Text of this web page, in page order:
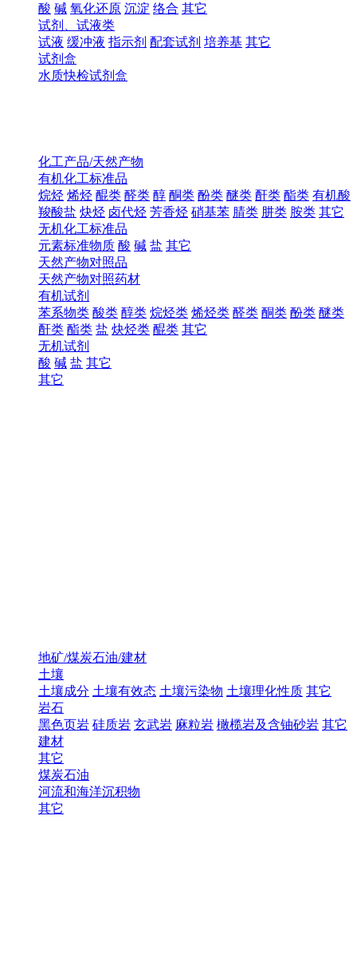
酸 碱 氧化还原 沉淀 络合 其它
试剂、试液类
试液 缓冲液 指示剂 配套试剂 培养基 其它
试剂盒
水质快检试剂盒
化工产品/天然产物
有机化工标准品
烷烃 烯烃 醌类 醛类 醇 酮类 酚类 醚类 酐类 酯类 有机酸
羧酸盐 炔烃 卤代烃 芳香烃 硝基苯 腈类 肼类 胺类 其它
无机化工标准品
元素标准物质 酸 碱 盐 其它
天然产物对照品
天然产物对照药材
有机试剂
苯系物类 酸类 醇类 烷烃类 烯烃类 醛类 酮类 酚类 醚类
酐类 酯类 盐 炔烃类 醌类 其它
无机试剂
酸 碱 盐 其它
其它
地矿/煤炭石油/建材
土壤
土壤成分 土壤有效态 土壤污染物 土壤理化性质 其它
岩石
黑色页岩 硅质岩 玄武岩 麻粒岩 橄榄岩及含铀砂岩 其它
建材
其它
煤炭石油
河流和海洋沉积物
其它